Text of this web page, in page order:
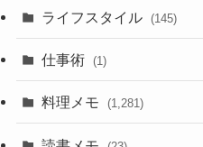
ライフスタイル (145)
仕事術 (1)
料理メモ (1,281)